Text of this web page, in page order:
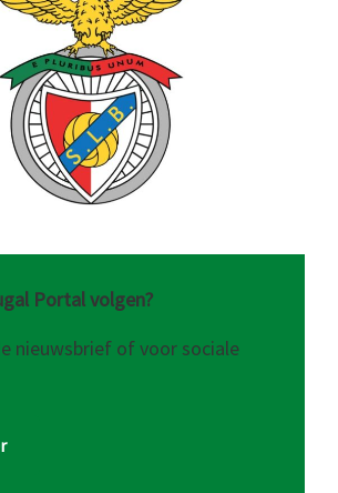
Portal volgen?
nieuwsbrief of voor sociale